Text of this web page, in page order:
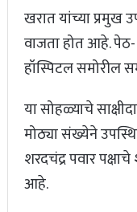
खरात यांच्या प्रमुख
वाजता होत आहे.
हॉस्पिटल समोरील
या सोहळ्याचे
मोठ्या संख्येने
शरदचंद्र पवार
आहे.